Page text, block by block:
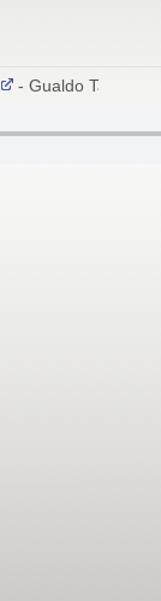
- Gualdo Tadino (PG)